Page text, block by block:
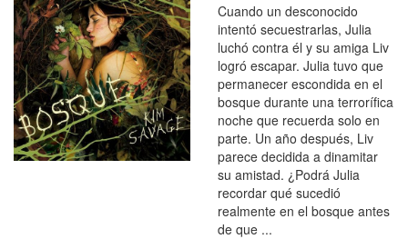
Cuando un desconocido
intentó secuestrarlas, Julia
luchó contra él y su amiga Liv
logró escapar. Julia tuvo que
permanecer escondida en el
bosque durante una terrorífica
noche que recuerda solo en
parte. Un año después, Liv
parece decidida a dinamitar
su amistad. ¿Podrá Julia
recordar qué sucedió
realmente en el bosque antes
de que ...